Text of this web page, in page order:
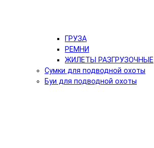
ГРУЗА
РЕМНИ
ЖИЛЕТЫ РАЗГРУЗОЧНЫЕ
Сумки для подводной охоты
Буи для подводной охоты